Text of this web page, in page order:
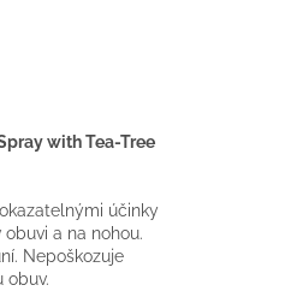
with Tea-Tree
účinky
a na nohou.
Nepoškozuje
obuv.